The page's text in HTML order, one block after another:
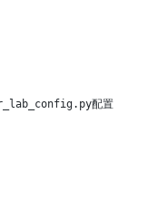
配置